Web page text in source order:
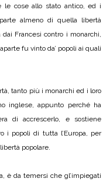
le cose allo stato antico, ed i
almeno di quella libertà
Francesi contro i monarchi,
fu vinto da’ popoli ai quali
tanto più i monarchi ed i loro
inglese, appunto perché ha
di accrescerlo, e sostiene
i popoli di tutta l’Europa, per
popolare.
è da temersi che gl’impiegati